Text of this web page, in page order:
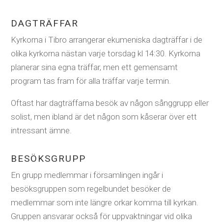
DAGTRÄFFAR
Kyrkorna i Tibro arrangerar ekumeniska dagträffar i de
olika kyrkorna nästan varje torsdag kl 14:30. Kyrkorna
planerar sina egna träffar, men ett gemensamt
program tas fram för alla träffar varje termin.
Oftast har dagträffarna besök av någon sånggrupp eller
solist, men ibland är det någon som kåserar över ett
intressant ämne.
BESÖKSGRUPP
En grupp medlemmar i församlingen ingår i
besöksgruppen som regelbundet besöker de
medlemmar som inte längre orkar komma till kyrkan.
Gruppen ansvarar också för uppvaktningar vid olika